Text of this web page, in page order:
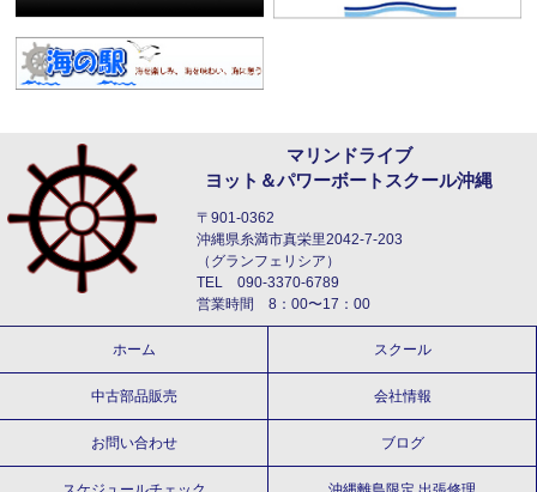
マリンドライブ
ヨット＆パワーボートスクール沖縄
〒901-0362
沖縄県糸満市真栄里2042-7-203
（グランフェリシア）
TEL 090-3370-6789
営業時間 8：00〜17：00
ホーム スクール
中古部品販売 会社情報
お問い合わせ ブログ